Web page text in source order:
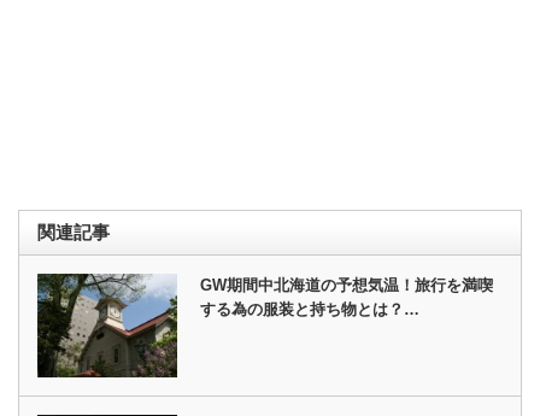
関連記事
GW期間中北海道の予想気温！旅行を満喫
する為の服装と持ち物とは？…